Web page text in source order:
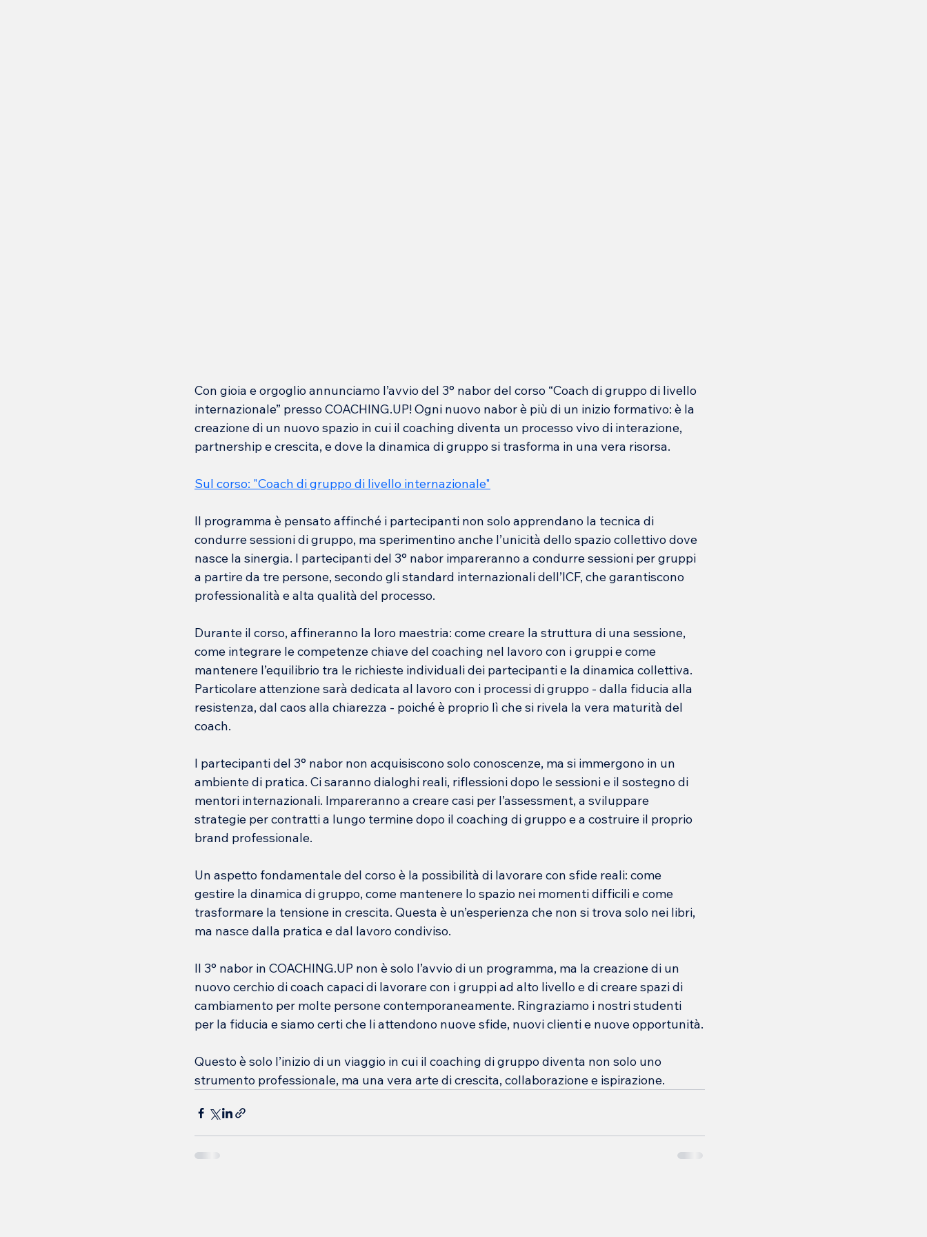
Con gioia e orgoglio annunciamo l’avvio del 3° nabor del corso “Coach di gruppo di livello
internazionale” presso COACHING.UP! Ogni nuovo nabor è più di un inizio formativo: è la
creazione di un nuovo spazio in cui il coaching diventa un processo vivo di interazione,
partnership e crescita, e dove la dinamica di gruppo si trasforma in una vera risorsa.
Sul corso: "Coach di gruppo di livello internazionale"
Il programma è pensato affinché i partecipanti non solo apprendano la tecnica di
condurre sessioni di gruppo, ma sperimentino anche l’unicità dello spazio collettivo dove
nasce la sinergia. I partecipanti del 3° nabor impareranno a condurre sessioni per gruppi
a partire da tre persone, secondo gli standard internazionali dell’ICF, che garantiscono
professionalità e alta qualità del processo.
Durante il corso, affineranno la loro maestria: come creare la struttura di una sessione,
come integrare le competenze chiave del coaching nel lavoro con i gruppi e come
mantenere l’equilibrio tra le richieste individuali dei partecipanti e la dinamica collettiva.
Particolare attenzione sarà dedicata al lavoro con i processi di gruppo - dalla fiducia alla
resistenza, dal caos alla chiarezza - poiché è proprio lì che si rivela la vera maturità del
coach.
I partecipanti del 3° nabor non acquisiscono solo conoscenze, ma si immergono in un
ambiente di pratica. Ci saranno dialoghi reali, riflessioni dopo le sessioni e il sostegno di
mentori internazionali. Impareranno a creare casi per l’assessment, a sviluppare
strategie per contratti a lungo termine dopo il coaching di gruppo e a costruire il proprio
brand professionale.
Un aspetto fondamentale del corso è la possibilità di lavorare con sfide reali: come
gestire la dinamica di gruppo, come mantenere lo spazio nei momenti difficili e come
trasformare la tensione in crescita. Questa è un’esperienza che non si trova solo nei libri,
ma nasce dalla pratica e dal lavoro condiviso.
Il 3° nabor in COACHING.UP non è solo l’avvio di un programma, ma la creazione di un
nuovo cerchio di coach capaci di lavorare con i gruppi ad alto livello e di creare spazi di
cambiamento per molte persone contemporaneamente. Ringraziamo i nostri studenti
per la fiducia e siamo certi che li attendono nuove sfide, nuovi clienti e nuove opportunità.
Questo è solo l’inizio di un viaggio in cui il coaching di gruppo diventa non solo uno
strumento professionale, ma una vera arte di crescita, collaborazione e ispirazione.